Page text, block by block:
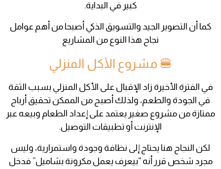
كبير في البداية.
كما أن التصوير الجيد والتسويق الذكي أصبحا من أهم عوامل
نجاح هذا النوع من المشاريع
🍔 مشروع الأكل المنزلي
في الفترة الأخيرة زاد الإقبال على الأكل المنزلي بسبب الثقة
في الجودة والطعم، ولذلك أصبح من الممكن تحقيق أرباح
ممتازة من مشروع صغير يعتمد على إعداد الطعام وبيعه عبر
الإنترنت أو تطبيقات التوصيل.
لكن النجاح هنا يحتاج إلى نظافة وجودة واستمرارية، وليس
مجرد شخص قرر أنه “بيعرف يعمل مكرونة بشاميل” فدخل